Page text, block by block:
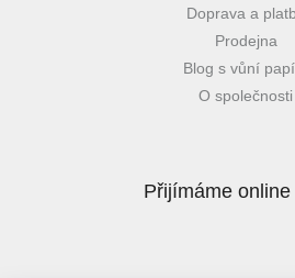
Doprava a
Prodejna
Blog s vůní
O společnosti
Přijímáme online